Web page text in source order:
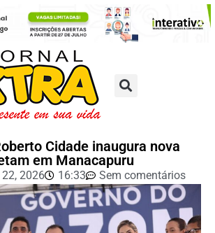
Cidade inaugura nova
em Manacapuru
2026 16:33 Sem comentários